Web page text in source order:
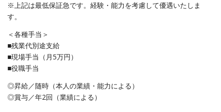
※上記は最低保証急です。経験・能力を考慮して優遇いたしま
す。
＜各種手当＞
■残業代別途支給
■現場手当（月5万円）
■役職手当
◎昇給／随時（本人の業績・能力による）
◎賞与／年2回（業績による）